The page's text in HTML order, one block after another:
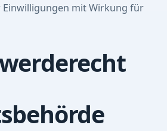
mit Wirkung für